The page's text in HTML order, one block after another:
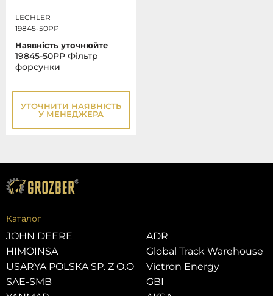
LECHLER
19845-50PP
Наявність уточнюйте
19845-50PP Фільтр
форсунки
УТОЧНИТИ НАЯВНІСТЬ
У МЕНЕДЖЕРА
Каталог
JOHN DEERE
HIMOINSA
USARYA POLSKA SP. Z O.O
SAE-SMB
ADR
Global Track Warehouse
Victron Energy
GBI